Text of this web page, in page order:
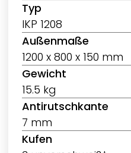
Typ
IKP 1208
Außenmaße
1200 x 800 x 150 mm
Gewicht
15.5 kg
Antirutschkante
7 mm
Kufen